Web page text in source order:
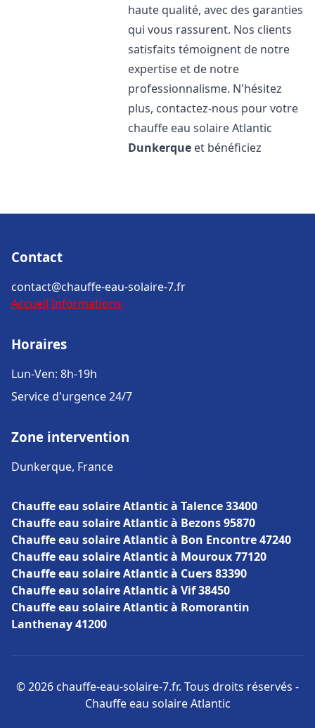
haute qualité, avec des garanties
qui vous rassurent. Nos clients
satisfaits témoignent de notre
expertise et de notre
professionnalisme. N'hésitez
plus, contactez-nous pour votre
chauffe eau solaire Atlantic
Dunkerque et bénéficiez
Contact
contact@chauffe-eau-solaire-7.fr
Accueil Informations
Horaires
Lun-Ven: 8h-19h
Service d'urgence 24/7
Zone intervention
Dunkerque, France
Chauffe eau solaire Atlantic à Talence 33400
Chauffe eau solaire Atlantic à Bezons 95870
Chauffe eau solaire Atlantic à Bon Encontre 47240
Chauffe eau solaire Atlantic à Mouroux 77120
Chauffe eau solaire Atlantic à Cuers 83390
Chauffe eau solaire Atlantic à Vif 38450
Chauffe eau solaire Atlantic à Romorantin
Lanthenay 41200
© 2026 chauffe-eau-solaire-7.fr. Tous droits réservés -
Chauffe eau solaire Atlantic